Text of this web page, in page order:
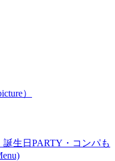
）
生日PARTY・コンパも